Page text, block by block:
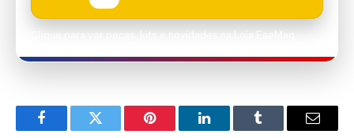
FacebookTwitter Pinterest LinkedInTumblr Email